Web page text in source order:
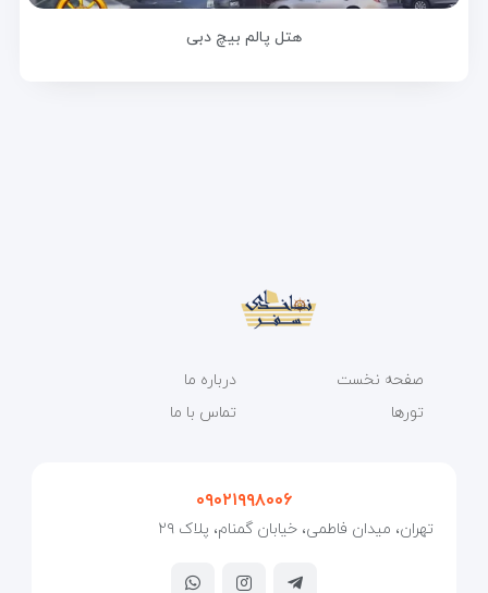
هتل پالم بیچ دبی
صفحه نخست
تورها
درباره ما
تماس با ما
۰۹۰۲۱۹۹۸۰۰۶
تهران، میدان فاطمی، خیابان گمنام، پلاک ۲۹